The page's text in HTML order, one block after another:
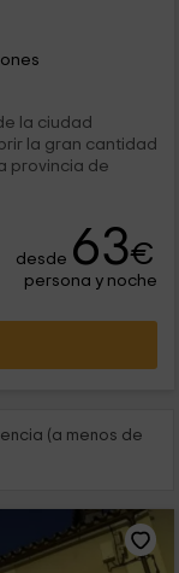
la ciudad
la gran cantidad
provincia de
desde 63€
persona y noche
(a menos de